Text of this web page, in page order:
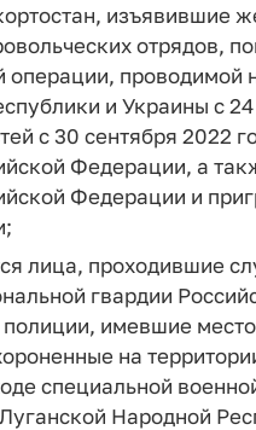
изъявившие
отрядов,
проводимой
и Украины с
с 30 сентября 2022
Федерации, а
Федерации и
лица, проходившие
гвардии
имевшие
на
специальной
Народной